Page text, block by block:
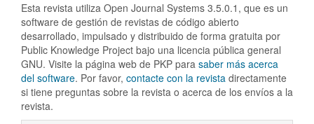
Esta revista utiliza Open Journal Systems 3.5.0.1, que es un
software de gestión de revistas de código abierto
desarrollado, impulsado y distribuido de forma gratuita por
Public Knowledge Project bajo una licencia pública general
GNU. Visite la página web de PKP para saber más acerca
del software. Por favor, contacte con la revista directamente
si tiene preguntas sobre la revista o acerca de los envíos a la
revista.